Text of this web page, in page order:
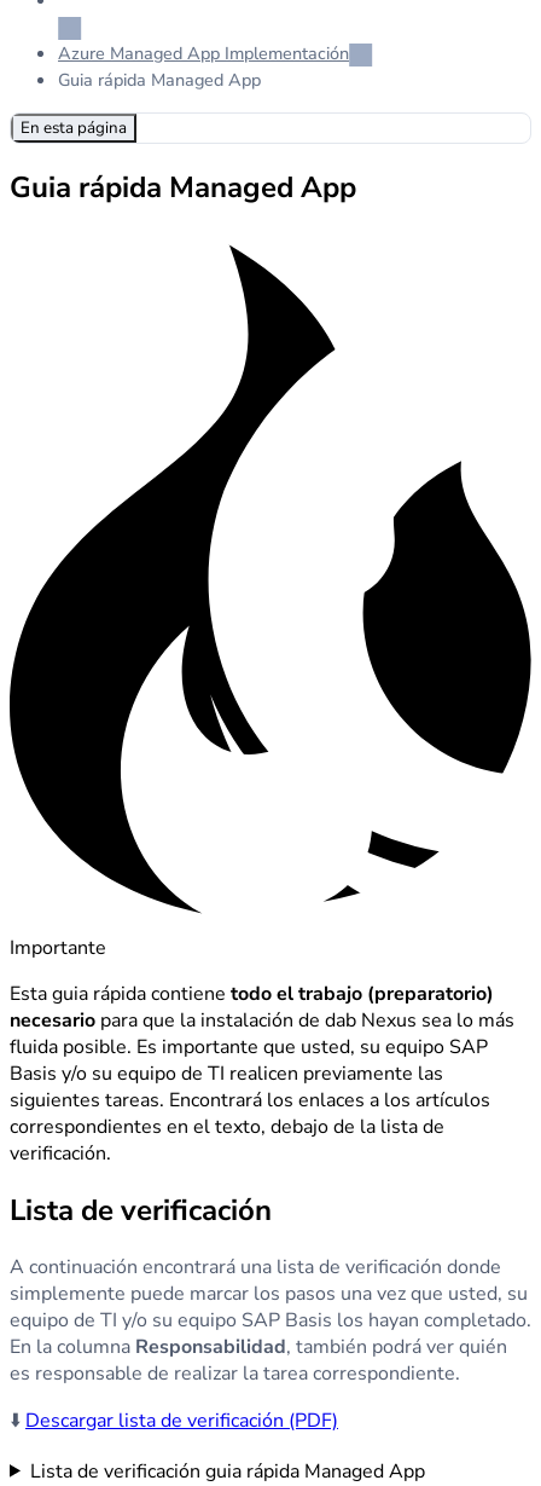
Azure Managed App Implementación
Guia rápida Managed App
En esta página
Guia rápida Managed App
Importante
Esta guia rápida contiene todo el trabajo (preparatorio)
necesario para que la instalación de dab Nexus sea lo más
fluida posible. Es importante que usted, su equipo SAP
Basis y/o su equipo de TI realicen previamente las
siguientes tareas. Encontrará los enlaces a los artículos
correspondientes en el texto, debajo de la lista de
verificación.
Lista de verificación
A continuación encontrará una lista de verificación donde
simplemente puede marcar los pasos una vez que usted, su
equipo de TI y/o su equipo SAP Basis los hayan completado.
En la columna Responsabilidad, también podrá ver quién
es responsable de realizar la tarea correspondiente.
⬇️ Descargar lista de verificación (PDF)
Lista de verificación guia rápida Managed App